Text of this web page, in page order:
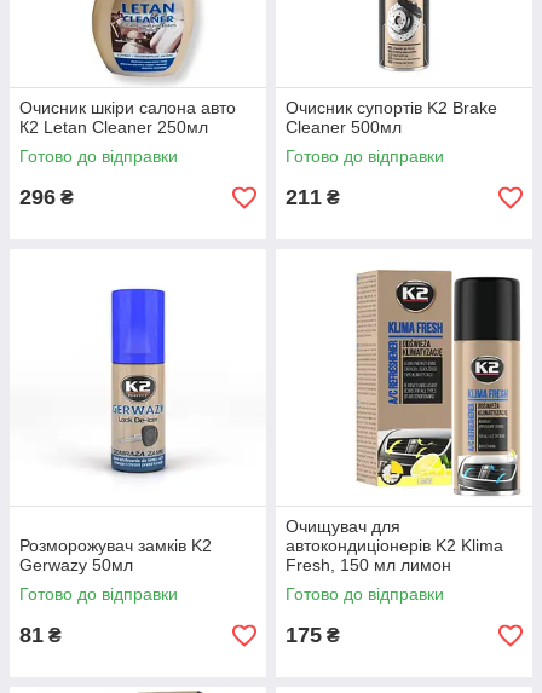
Очисник шкіри салона авто
К2 Letan Cleaner 250мл
Готово до відправки
296 ₴
Очисник супортів K2 Brake
Cleaner 500мл
Готово до відправки
211 ₴
Розморожувач замків K2
Gerwazy 50мл
Готово до відправки
81 ₴
Очищувач для
автокондиціонерів K2 Klima
Fresh, 150 мл лимон
Готово до відправки
175 ₴